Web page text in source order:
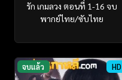
รัก เกมลวง ตอนที่ 1-16 จบ
พากย์ไทย/ซับไทย
จบแล้ว HD